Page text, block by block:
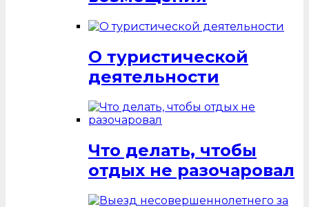
О туристической
деятельности
Что делать, чтобы
отдых не разочаровал